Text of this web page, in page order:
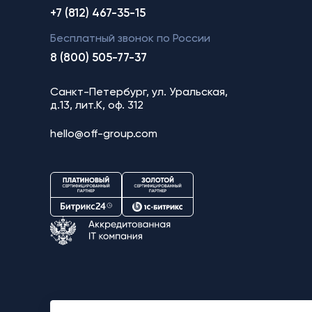
+7 (812) 467-35-15
Бесплатный звонок по России
8 (800) 505-77-37
Санкт-Петербург, ул. Уральская,
д.13, лит.К, оф. 312
hello@off-group.com